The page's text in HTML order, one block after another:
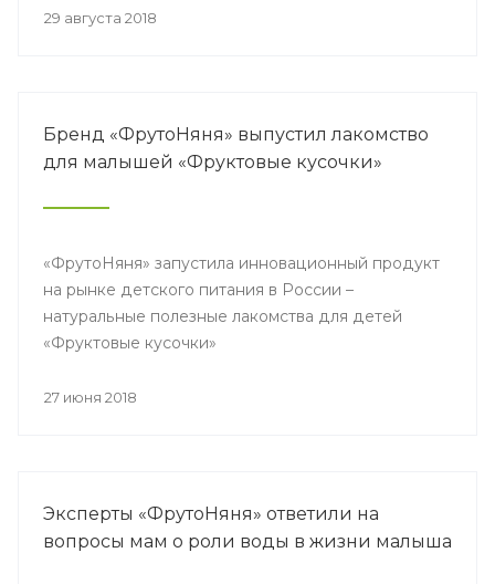
29 августа 2018
Бренд «ФрутоНяня» выпустил лакомство
для малышей «Фруктовые кусочки»
«ФрутоНяня» запустила инновационный продукт
на рынке детского питания в России –
натуральные полезные лакомства для детей
«Фруктовые кусочки»
27 июня 2018
Эксперты «ФрутоНяня» ответили на
вопросы мам о роли воды в жизни малыша